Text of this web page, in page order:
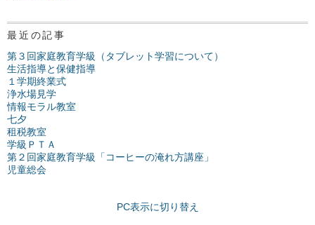
最近の記事
第３回家庭教育学級（タブレット学習について）
生活指導と保健指導
１学期終業式
浄水場見学
情報モラル教室
七夕
租税教室
学級ＰＴＡ
第２回家庭教育学級「コーヒーの淹れ方講座」
児童総会
PC表示に切り替え